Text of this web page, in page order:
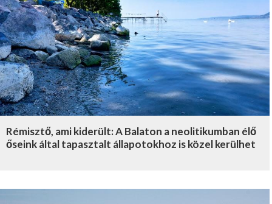
Rémisztő, ami kiderült: A Balaton a neolitikumban élő
őseink által tapasztalt állapotokhoz is közel kerülhet